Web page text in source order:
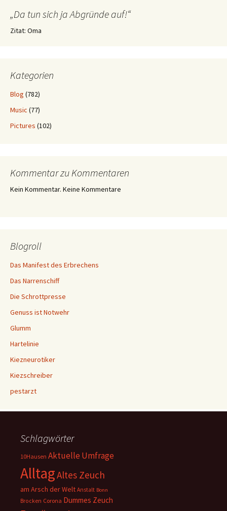
„Da tun sich ja Abgründe auf!“
Zitat: Oma
Kategorien
Blog (782)
Music (77)
Pictures (102)
Kommentar zu Kommentaren
Kein Kommentar. Keine Kommentare
Blogroll
Das Manifest des Erbrechens
Das Narrenschiff
Die Schrottpresse
Genuss ist Notwehr
Glumm
Hartelinie
Kiezneurotiker
Kiezschreiber
pestarzt
Schlagwörter
10Hausen Aktuelle Umfrage
AlltagAltes Zeuch
am Arsch der Welt Anstalt Bonn
Brocken Corona Dummes Zeuch